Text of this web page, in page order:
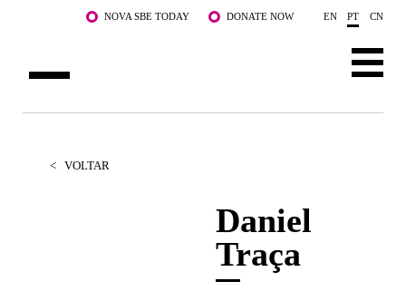
Saltar para o conteúdo principalNOVA SBE TODAY DONATE NOW EN PT CN
CURSOS
< VOLTAR
Daniel
Traça